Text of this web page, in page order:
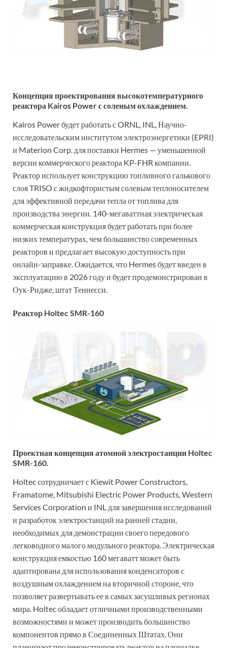
Концепция проектирования высокотемпературного
реактора Kairos Power с соленым охлаждением.
Kairos Power будет работать с ORNL, INL, Научно-
исследовательским институтом электроэнергетики (EPRI)
и Materion Corp. для поставки Hermes — уменьшенной
версии коммерческого реактора KP-FHR компании.
Реактор использует конструкцию топливного галькового
слоя TRISO с жидкофтористым солевым теплоносителем
для эффективной передачи тепла от топлива для
производства энергии. 140-мегаваттная электрическая
коммерческая конструкция будет работать при более
низких температурах, чем большинство современных
реакторов и предлагает высокую доступность при
онлайн-заправке. Ожидается, что Hermes будет введен в
эксплуатацию в 2026 году и будет продемонстрирован в
Оук-Ридже, штат Теннесси.
Реактор Holtec SMR-160
Проектная концепция атомной электростанции Holtec
SMR-160.
Holtec сотрудничает с Kiewit Power Constructors,
Framatome, Mitsubishi Electric Power Products, Western
Services Corporation и INL для завершения исследований
и разработок электростанций на ранней стадии,
необходимых для демонстрации своего передового
легководного малого модульного реактора. Электрическая
конструкция емкостью 160 мегаватт может быть
адаптирована для использования конденсаторов с
воздушным охлаждением на вторичной стороне, что
позволяет развертывать ее в самых засушливых регионах
мира. Holtec обладает отличными производственными
возможностями и может производить большинство
компонентов прямо в Соединенных Штатах. Они